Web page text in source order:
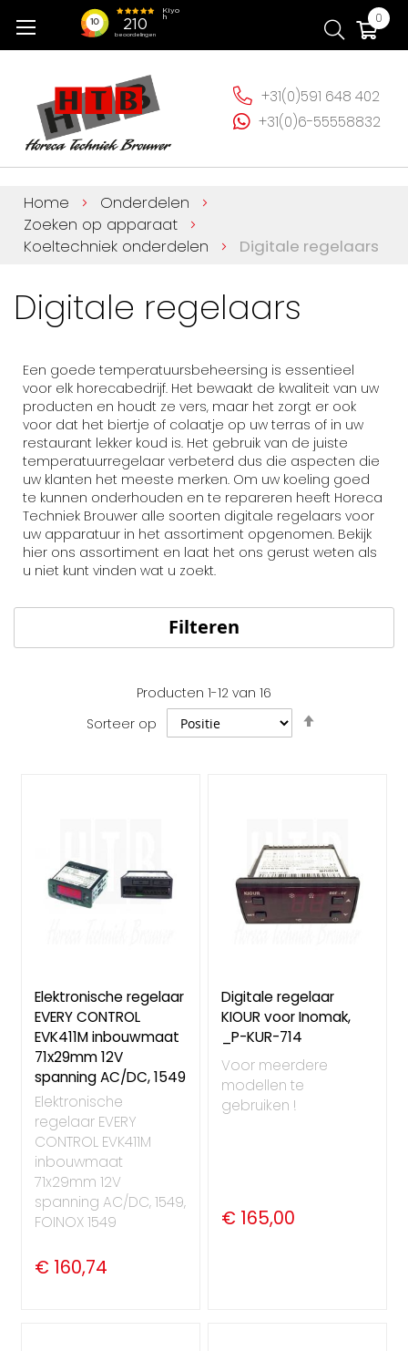
naar
0
+31(0)591 648 402
+31(0)6-55558832
Home
Onderdelen
Zoeken op apparaat
Koeltechniek onderdelen
Digitale regelaars
Digitale regelaars
Een goede temperatuursbeheersing is essentieel
voor elk horecabedrijf. Het bewaakt de kwaliteit van uw
producten en houdt ze vers, maar het zorgt er ook
voor dat het biertje of colaatje op uw terras of in uw
restaurant lekker koud is. Het gebruik van de juiste
temperatuurregelaar verbeterd dus die aspecten die
uw klanten het meeste merken. Om uw koeling goed
te kunnen onderhouden en te repareren heeft Horeca
Techniek Brouwer alle soorten digitale regelaars voor
uw apparatuur in het assortiment opgenomen. Bekijk
hier ons assortiment en laat het ons gerust weten als
u niet kunt vinden wat u zoekt.
Filteren
Producten 1-12 van 16
Sorteer op
Elektronische regelaar
EVERY CONTROL
EVK411M inbouwmaat
71x29mm 12V
spanning AC/DC, 1549
Elektronische
regelaar EVERY
CONTROL EVK411M
inbouwmaat
71x29mm 12V
spanning AC/DC, 1549,
FOINOX 1549
€ 160,74
Digitale regelaar
KIOUR voor Inomak,
_P-KUR-714
Voor meerdere
modellen te
gebruiken !
€ 165,00